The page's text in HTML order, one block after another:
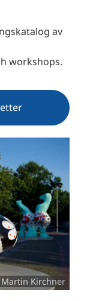
av
workshops.
Martin Kirchner